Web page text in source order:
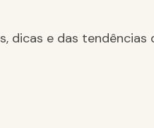
dicas e das tendências